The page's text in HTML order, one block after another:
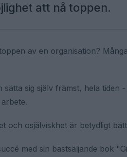
att nå toppen.
av en organisation?
sätta sig själv främst, hela tiden
och osjälviskhet är betydligt
med sin bästsäljande bok